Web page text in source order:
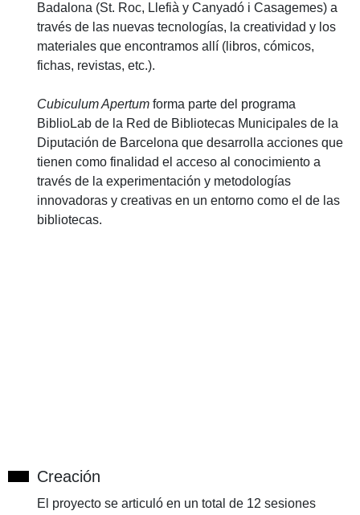
Badalona (St. Roc, Llefià y Canyadó i Casagemes) a
través de las nuevas tecnologías, la creatividad y los
materiales que encontramos allí (libros, cómicos,
fichas, revistas, etc.).
Cubiculum Apertum forma parte del programa
BiblioLab de la Red de Bibliotecas Municipales de la
Diputación de Barcelona que desarrolla acciones que
tienen como finalidad el acceso al conocimiento a
través de la experimentación y metodologías
innovadoras y creativas en un entorno como el de las
bibliotecas.
Creación
El proyecto se articuló en un total de 12 sesiones